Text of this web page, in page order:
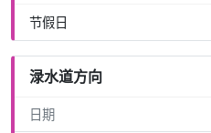
节假日
渌水道方向
日期